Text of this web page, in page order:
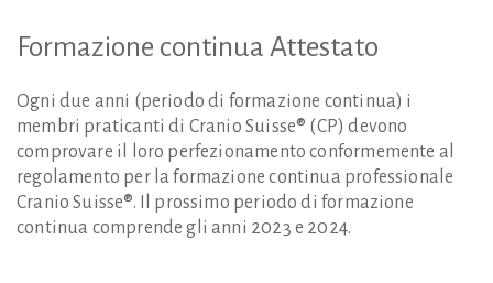
Formazione continua Attestato
Ogni due anni (periodo di formazione continua) i
membri praticanti di Cranio Suisse® (CP) devono
comprovare il loro perfezionamento conformemente al
regolamento per la formazione continua professionale
Cranio Suisse®. Il prossimo periodo di formazione
continua comprende gli anni 2023 e 2024.